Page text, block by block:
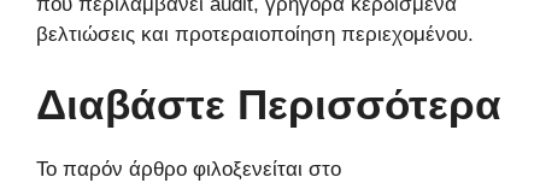
βελτιώσεις και προτεραιοποίηση περιεχομένου.
Διαβάστε Περισσότερα
Το παρόν άρθρο φιλοξενείται στο